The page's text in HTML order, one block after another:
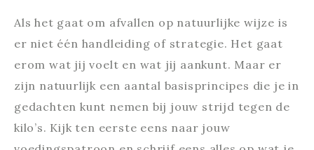
Als het gaat om afvallen op natuurlijke wijze is
er niet één handleiding of strategie. Het gaat
erom wat jij voelt en wat jij aankunt. Maar er
zijn natuurlijk een aantal basisprincipes die je in
gedachten kunt nemen bij jouw strijd tegen de
kilo’s. Kijk ten eerste eens naar jouw